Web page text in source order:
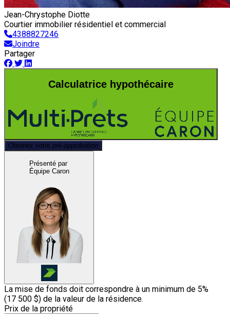
Jean-Chrystophe Diotte
Courtier immobilier résidentiel et commercial
4388827246
Joindre
Partager
Calculatrice hypothécaire
Obtenez votre pré-approbation
Présenté par
Équipe Caron
La mise de fonds doit correspondre à un minimum de 5%
(17 500 $) de la valeur de la résidence.
Prix de la propriété